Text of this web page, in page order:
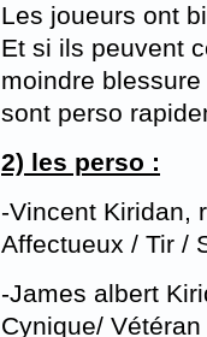
Les joueurs ont
Et si ils peuvent
moindre
sont perso
2) les perso :
-Vincent Kiridan,
Affectueux / Tir /
-James albert
Cynique/